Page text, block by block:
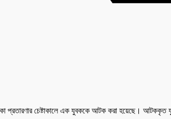
প্রতারণার চেষ্টাকালে এক যুবককে আটক করা হয়েছে। আটককৃত